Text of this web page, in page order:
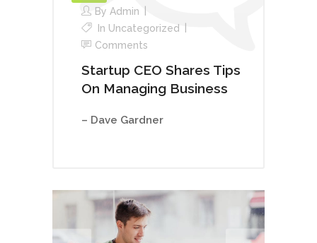
By Admin
In Uncategorized
Comments
Startup CEO Shares Tips
On Managing Business
– Dave Gardner